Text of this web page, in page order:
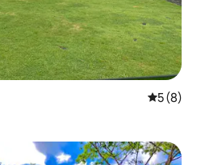
5 av 5 i
5 (8)